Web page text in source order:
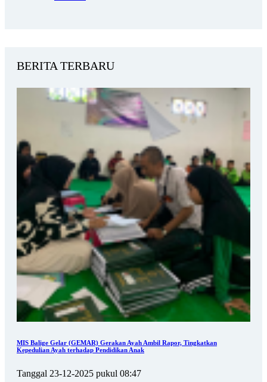
BERITA TERBARU
MIS Balige Gelar (GEMAR) Gerakan Ayah Ambil Rapor, Tingkatkan
Kepedulian Ayah terhadap Pendidikan Anak
Tanggal 23-12-2025 pukul 08:47